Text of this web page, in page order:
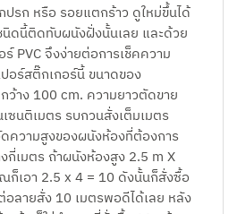
ปรก หรือ รอยแตกร้าว ดูใหม่ขึ้นได้
นิดนี้ติดทับผนังฝั่งนั้นเลย และด้วย
PVC จึงง่ายต่อการเช็คความ
อร์สติ๊กเกอร์นี้ ขนาดของ
ว้าง 100 cm. ความยาวตัดขาย
ซนติเมตร รบกวนสั่งเต็มเมตร
ความสูงของผนังห้องที่ต้องการ
กี่เมตร ถ้าผนังห้องสูง 2.5 m X
ก็เอา 2.5 x 4 = 10 ดังนั้นก็สั่งซื้อ
ลายสั่ง 10 เมตรพอดีได้เลย หลัง